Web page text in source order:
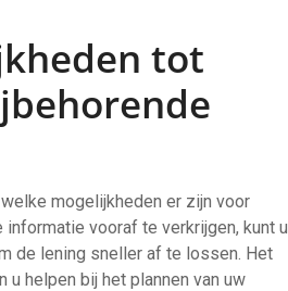
tot
mogelijkheden er zijn voor
vooraf te verkrijgen, kunt u
de lening sneller af te lossen. Het
helpen bij het plannen van uw